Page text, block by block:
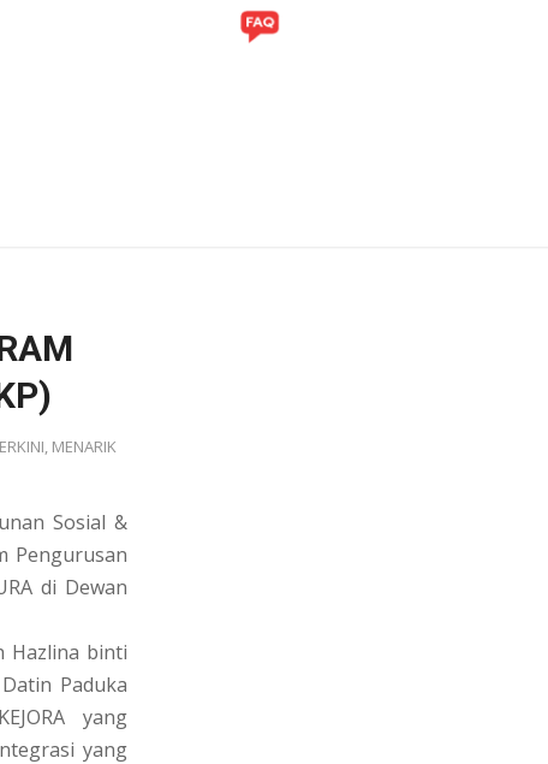
, MENARIK
Sosial &
Pengurusan
di Dewan
Hazlina binti
Paduka
yang
yang